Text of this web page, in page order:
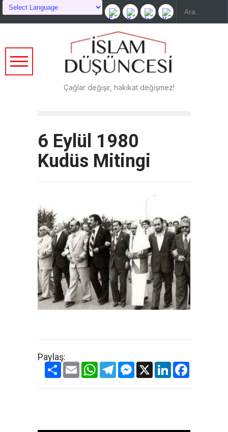
Çağlar değişir, hakikat değişmez!
6 Eylül 1980
Kudüs Mitingi
Paylaş:
Share Email WhatsAppTelegramMessenger
X LinkedIn